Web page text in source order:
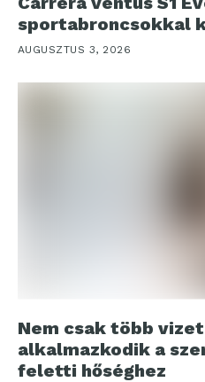
sportabroncsokkal
AUGUSZTUS 3, 2026
Nem csak több
alkalmazkodik a
feletti hőséghez